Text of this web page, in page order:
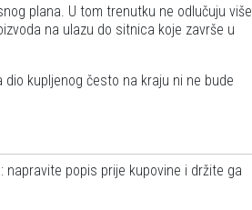
plana. U tom trenutku ne odlučuju više
na ulazu do sitnica koje završe u
kupljenog često na kraju ni ne bude
popis prije kupovine i držite ga